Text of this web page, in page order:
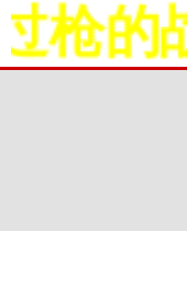
的战